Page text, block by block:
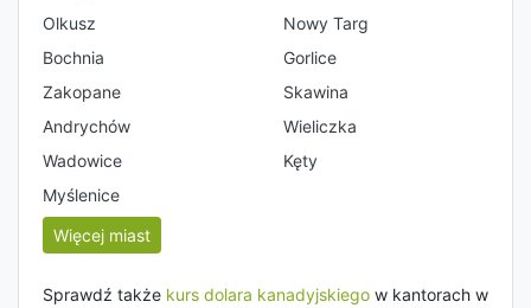
Olkusz
Nowy Targ
Bochnia
Gorlice
Zakopane
Skawina
Andrychów
Wieliczka
Wadowice
Kęty
Myślenice
Więcej miast
Sprawdź także kurs dolara kanadyjskiego w kantorach w